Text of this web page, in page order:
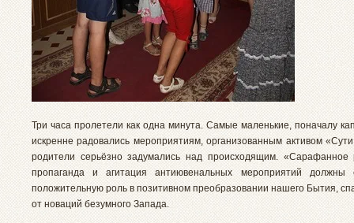
Три часа пролетели как одна минута. Самые маленькие, поначалу
искренне радовались мероприятиям, организованным активом
родители серьёзно задумались над происходящим.
пропаганда и агитация антиювенальных мероприятий должны
положительную роль в позитивном преобразовании нашего Бытия,
от новаций безумного Запада.